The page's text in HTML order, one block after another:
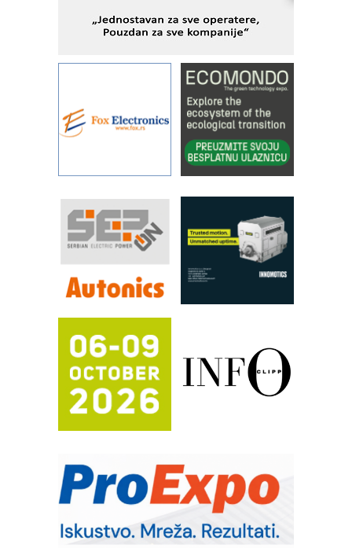
STAUFF – Komponente koje
sistema
YAMADA pumpe – japanska
pouzdanost u transferu fluida
Filtration Group Industrial – Napredna
rešenja za filtraciju u hidrauličkim i
procesnim sistemima
Art Utopia Studio – vizuelne priče
RILINEX kompanije Rittal
FANUC: Najbolje za vašu pametnu
automatizaciju
Efikasno upravljanje energijom
Automatizacija pakovanja · Display
Proizvodnja iC7 Hybrid 1500 VDC
mrežnog pretvarača sa tečnim
hlađenjem
Potpuna efikasnost bez složenih
sistema
IB BLUMENAUER - više od 40 godina
poverenja u industriji
RMQ-TITAN ADVANCED INDICATOR
– Pametna signalizacija za efikasnije
upravljanje mašinama